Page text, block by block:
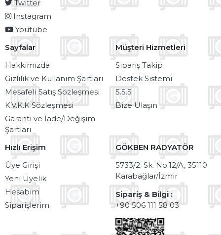
Twitter
Instagram
Youtube
Sayfalar
Hakkımızda
Gizlilik ve Kullanım Şartları
Mesafeli Satış Sözleşmesi
K.V.K.K Sözleşmesi
Garanti ve İade/Değişim
Şartları
Müşteri Hizmetleri
Sipariş Takip
Destek Sistemi
S.S.S
Bize Ulaşın
Hızlı Erişim
Üye Girişi
Yeni Üyelik
Hesabım
Siparişlerim
GÖKBEN RADYATÖR
5733/2. Sk. No:12/A, 35110
Karabağlar/İzmir
Sipariş & Bilgi :
+90 506 111 58 03